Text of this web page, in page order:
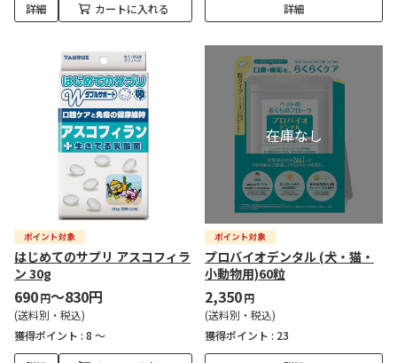
詳細 カートに入れる 詳細
はじめてのサプリ アスコフィラ
ン 30g
690円～830円
(送料別・税込)
獲得ポイント : 8 ～
プロバイオデンタル (犬・猫・
小動物用)60粒
2,350円
(送料別・税込)
獲得ポイント : 23